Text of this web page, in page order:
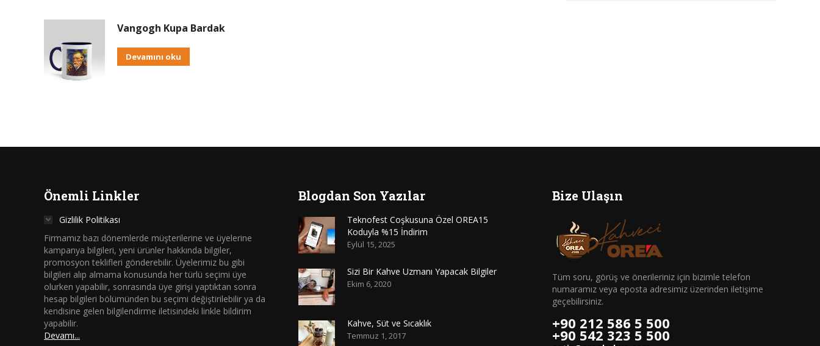
Vangogh Kupa Bardak
Devamını oku
Önemli Linkler
Gizlilik Politikası
Firmamız bazı dönemlerde müşterilerine ve üyelerine
kampanya bilgileri, yeni ürünler hakkında bilgiler,
promosyon teklifleri gönderebilir. Üyelerimiz bu gibi
bilgileri alıp almama konusunda her türlü seçimi üye
olurken yapabilir, sonrasında üye girişi yaptıktan sonra
hesap bilgileri bölümünden bu seçimi değiştirilebilir ya da
kendisine gelen bilgilendirme iletisindeki linkle bildirim
yapabilir.
Devamı...
Blogdan Son Yazılar
Teknofest Coşkusuna Özel OREA15
Koduyla %15 İndirim
Eylül 15, 2025
Sizi Bir Kahve Uzmanı Yapacak Bilgiler
Ekim 6, 2020
Kahve, Süt ve Sıcaklık
Temmuz 1, 2017
Bize Ulaşın
Tüm soru, görüş ve önerileriniz için bizimle telefon
numaramız veya eposta adresimiz üzerinden iletişime
geçebilirsiniz.
+90 212 586 5 500
+90 542 323 5 500